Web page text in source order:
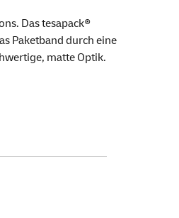
Das tesapack®
Paketband durch eine
matte Optik.